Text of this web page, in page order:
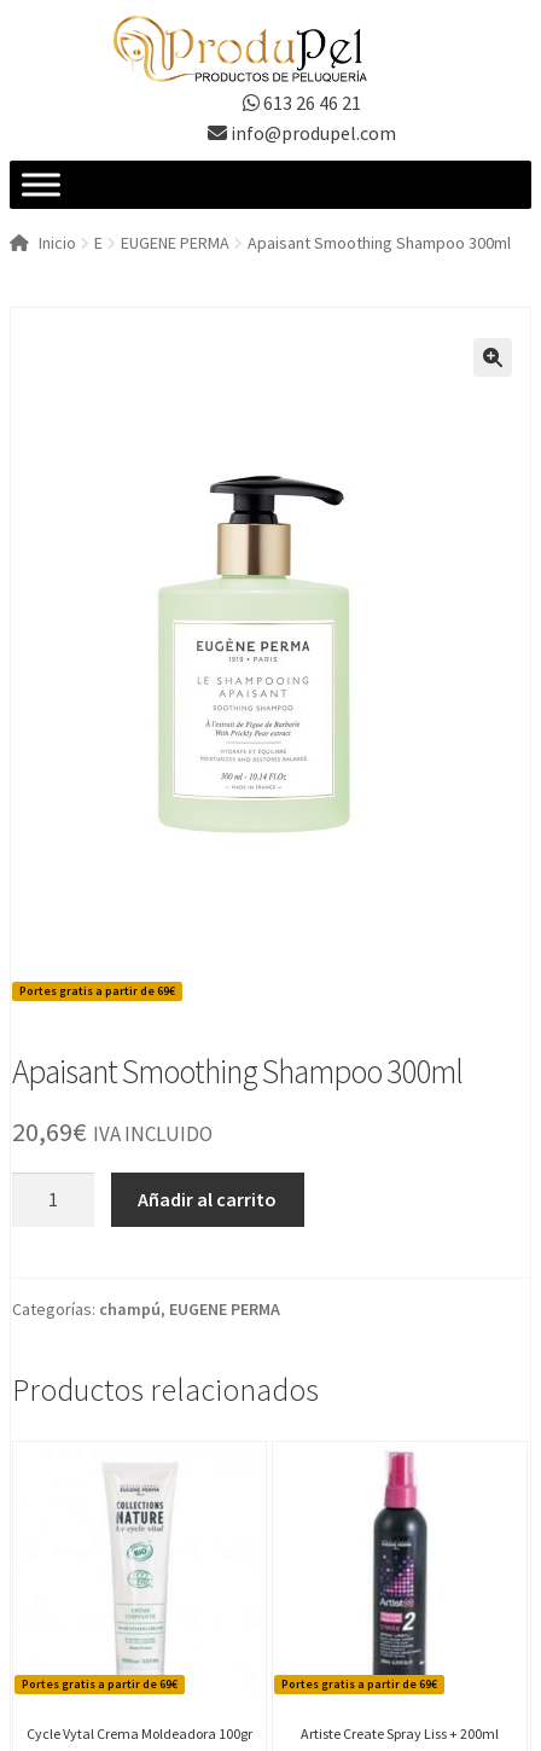
613 26 46 21
info@produpel.com
Inicio E EUGENE PERMA Apaisant Smoothing Shampoo 300ml
Portes gratis a partir de 69€
Apaisant Smoothing Shampoo 300ml
20,69€ IVA INCLUIDO
cantidad
Añadir al carrito
Categorías: champú, EUGENE PERMA
Productos relacionados
Portes gratis a partir de 69€
Cycle Vytal Crema Moldeadora 100gr
Portes gratis a partir de 69€
Artiste Create Spray Liss + 200ml